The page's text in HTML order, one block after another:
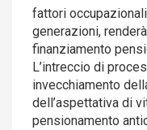
fattori
generazioni,
finanziamento
L’intreccio di
invecchiamento
dell’aspettativa di
pensionamento